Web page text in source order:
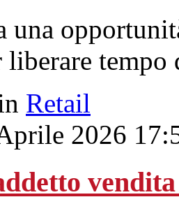
una
liberare
Retail
2026